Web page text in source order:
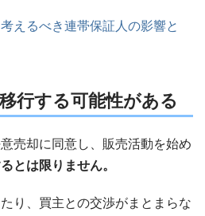
えるべき連帯保証人の影響と
行する可能性がある
売却に同意し、販売活動を始め
とは限りません。
り、買主との交渉がまとまらな